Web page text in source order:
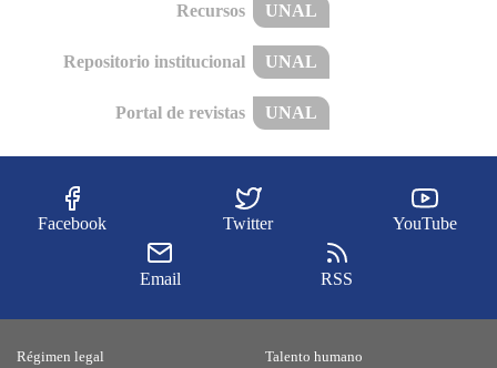
Recursos UNAL
Repositorio institucional UNAL
Portal de revistas UNAL
Facebook Twitter YouTube
Email RSS
Régimen legal
Talento humano